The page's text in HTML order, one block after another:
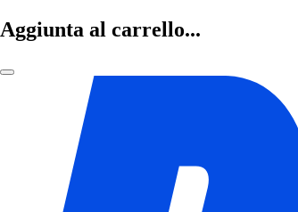
Aggiunta al carrello...